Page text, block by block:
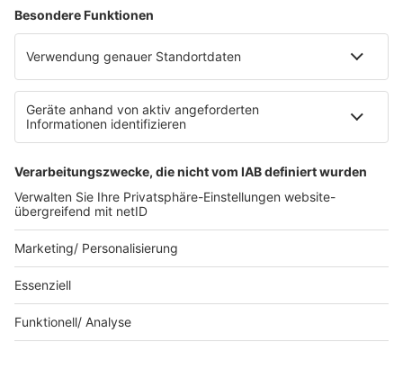
Datenverarbeitung bei Gewinnspielen
Teilnahmebedingungen
Gewinnspielregeln Social Media
KI-Leitlinie
Die neuesten Updates für deinen
© bigKARRIERE - Eine Marke der Audiotainment Südwest
GmbH & Co. KG